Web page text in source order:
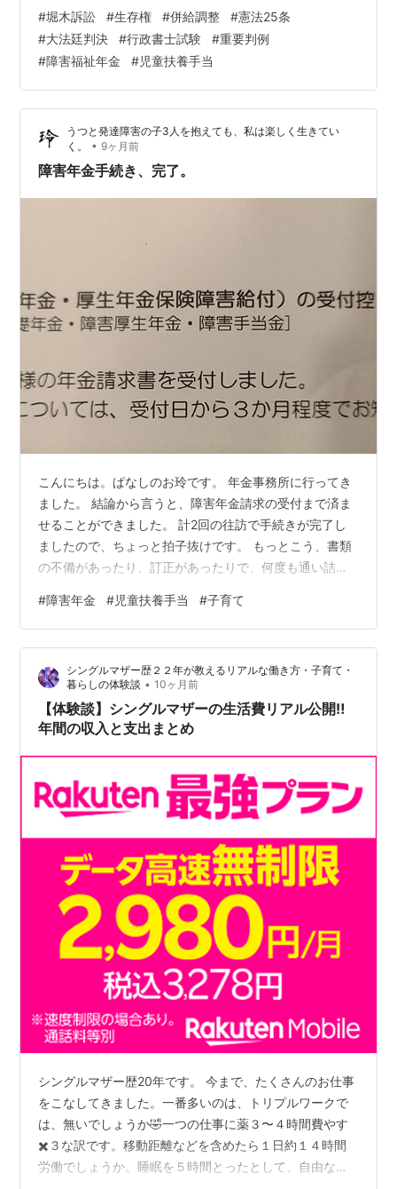
祉年金を受給中 家族状況： 内縁の夫との間の子ども
D（昭和30年5月12日生）を、夫と別れたあと一人で養育
していた。 上告人は、「ひとり親だし、子どももいる
し、児童扶養手当も欲しいです〜」と考えて、 昭和45年
2月23日：児童扶養手当法に基づき、受給資格認定の申請
と…
#堀木訴訟 #生存権 #併給調整 #憲法25条
#大法廷判決 #行政書士試験 #重要判例
#障害福祉年金 #児童扶養手当
うつと発達障害の子3人を抱えても、私は楽しく生きてい
く。
• 9ヶ月前
障害年金手続き、完了。
こんにちは。ぱなしのお玲です。 年金事務所に行ってき
ました。 結論から言うと、障害年金請求の受付まで済ま
せることができました。 計2回の往訪で手続きが完了し
ましたので、ちょっと拍子抜けです。 もっとこう、書類
の不備があったり、訂正があったりで、何度も通い詰め
た申立書に一枚不備はあったのですが、後から郵送で送
ればいいということになったのですよね。 軽度な不備で
したので、今週末にちゃちゃっと郵送まで済ませたいと
思います。 振り返ってブログを読み返してみると、「私
も障害年金受給できるんじゃないか」ということに気が
ついたのが、今年の4月のことでした。…
#障害年金 #児童扶養手当 #子育て
シングルマザー歴２２年が教えるリアルな働き方・子育て・
暮らしの体験談 • 10ヶ月前
【体験談】シングルマザーの生活費リアル公開‼️
年間の収入と支出まとめ
シングルマザー歴20年です。 今まで、たくさんのお仕事
をこなしてきました。一番多いのは、トリプルワークで
は、無いでしょうか🤣一つの仕事に薬３〜４時間費やす
✖️３な訳です。移動距離などを含めたら１日約１４時間
労働でしょうか。睡眠を５時間とったとして、自由な時